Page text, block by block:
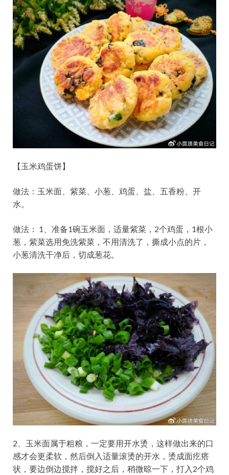
【玉米鸡蛋饼】
做法：玉米面、紫菜、小葱、鸡蛋、盐、五香粉、开
水。
做法： 1、准备1碗玉米面，适量紫菜，2个鸡蛋，1根小
葱，紫菜选用免洗紫菜，不用清洗了，撕成小点的片，
小葱清洗干净后，切成葱花。
2、玉米面属于粗粮，一定要用开水烫，这样做出来的口
感才会更柔软，然后倒入适量滚烫的开水，烫成面疙瘩
状，要边倒边搅拌，搅好之后，稍微晾一下，打入2个鸡